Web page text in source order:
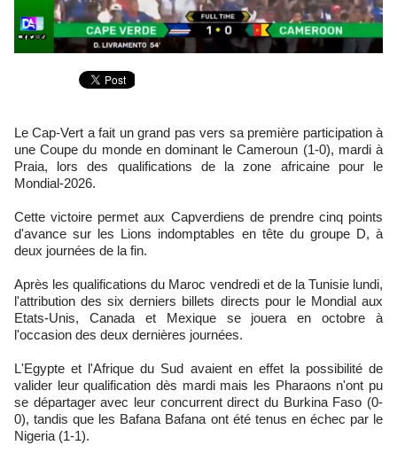
Le Cap-Vert a fait un grand pas vers sa première participation à
une Coupe du monde en dominant le Cameroun (1-0), mardi à
Praia, lors des qualifications de la zone africaine pour le
Mondial-2026.
Cette victoire permet aux Capverdiens de prendre cinq points
d'avance sur les Lions indomptables en tête du groupe D, à
deux journées de la fin.
Après les qualifications du Maroc vendredi et de la Tunisie lundi,
l'attribution des six derniers billets directs pour le Mondial aux
Etats-Unis, Canada et Mexique se jouera en octobre à
l'occasion des deux dernières journées.
L'Egypte et l'Afrique du Sud avaient en effet la possibilité de
valider leur qualification dès mardi mais les Pharaons n'ont pu
se départager avec leur concurrent direct du Burkina Faso (0-
0), tandis que les Bafana Bafana ont été tenus en échec par le
Nigeria (1-1).